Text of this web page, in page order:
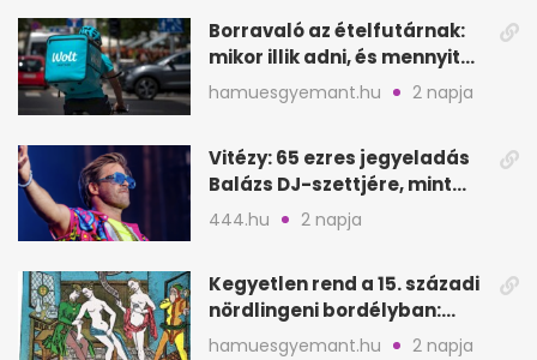
Borravaló az ételfutárnak:
mikor illik adni, és mennyit
rendeléskor?
hamuesgyemant.hu 2 napja
Vitézy: 65 ezres jegyeladás
Balázs DJ-szettjére, mint
metró nélküli Puskás-meccs
444.hu 2 napja
Kegyetlen rend a 15. századi
nördlingeni bordélyban:
verés, éheztetés
hamuesgyemant.hu 2 napja